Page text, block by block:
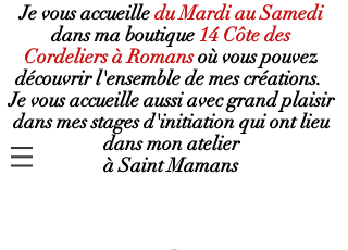
Je vous accueilledu Mardi au Samedi
dans ma boutique14 Côte des
Cordeliers à Romansoùvous pouvez
découvrir l'ensemble de mes créations.
Je vous accueille aussi avec grand plaisir
dans mes stages d'initiation qui ont lieu
dans mon atelier
à Saint Mamans